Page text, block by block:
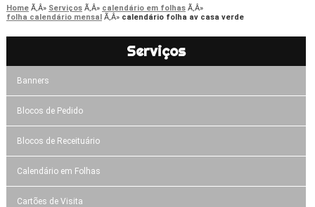
Home Serviços
calendário em folhas
folha calendário mensal
calendário folha av casa verde
Serviços
Banners
Blocos de Pedido
Blocos de Receituário
Calendário em Folhas
Cartões de Visita